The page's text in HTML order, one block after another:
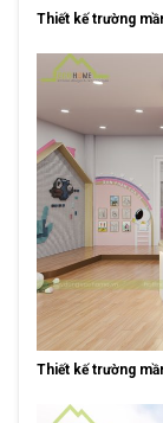
Thiết kế trường
Thiết kế trường